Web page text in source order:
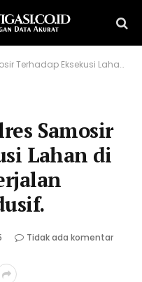
di Desa Maduma Berjalan Lancar dan Kondusif.
Samosir
Lahan di
Tidak ada komentar